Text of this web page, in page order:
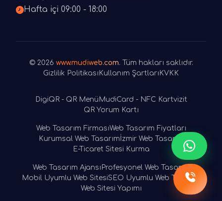
Hafta içi 09:00 - 18:00
© 2026 www.mudiweb.com. Tüm hakları saklıdır.
Gizlilik Politikası Kullanım Şartları KVKK
DigiQR - QR Menü MudiCard - NFC Kartvizit
QR Yorum Kartı
Web Tasarım FirmasıWeb Tasarım Fiyatları
Kurumsal Web Tasarım İzmir Web Tasarım
E-Ticaret Sitesi Kurma
Web Tasarım Ajansı Profesyonel Web Tasarım
Mobil Uyumlu Web SitesiSEO Uyumlu Web Tasarım
Web Sitesi Yapımı